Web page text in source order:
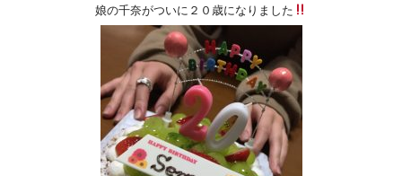
娘の千奈がついに２０歳になりました